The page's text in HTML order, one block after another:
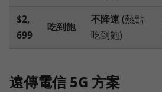
$2,
699
吃到飽
不降速(熱點
吃到飽)
遠傳電信 5G 方案